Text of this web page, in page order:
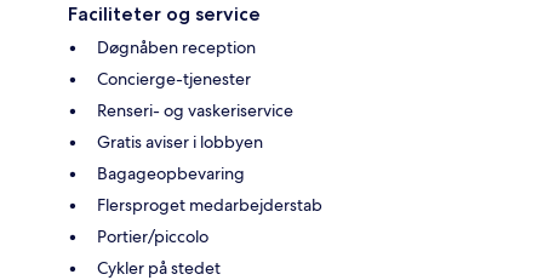
Faciliteter og service
Døgnåben reception
Concierge-tjenester
Renseri- og vaskeriservice
Gratis aviser i lobbyen
Bagageopbevaring
Flersproget medarbejderstab
Portier/piccolo
Cykler på stedet